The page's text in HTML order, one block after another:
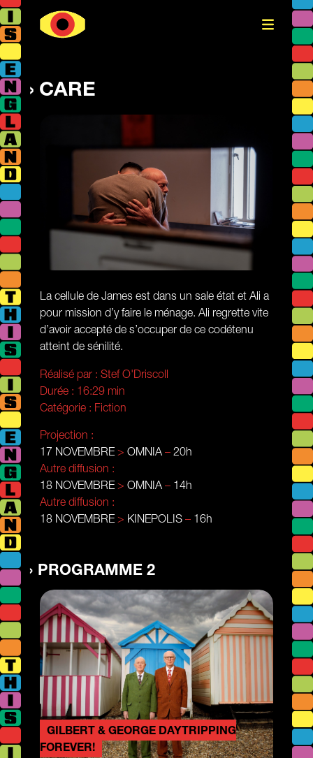
CARE
La cellule de James est dans un sale état et Ali a
pour mission d’y faire le ménage. Ali regrette vite
d’avoir accepté de s’occuper de ce codétenu
atteint de sénilité.
Réalisé par : Stef O'Driscoll
Durée : 16:29 min
Catégorie : Fiction
Projection :
17 NOVEMBRE > OMNIA – 20h
Autre diffusion :
18 NOVEMBRE > OMNIA – 14h
Autre diffusion :
18 NOVEMBRE > KINEPOLIS – 16h
PROGRAMME 2
GILBERT & GEORGE DAYTRIPPING
FOREVER!